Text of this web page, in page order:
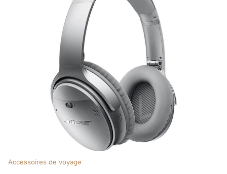
Accessoires de voyage